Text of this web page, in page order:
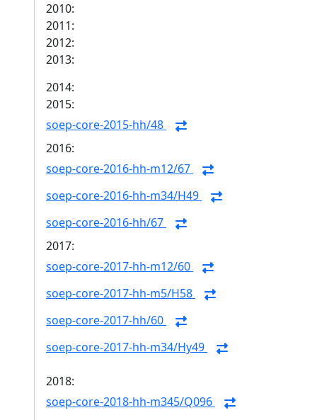
2010:
2011:
2012:
2013:
2014:
2015:
soep-core-2015-hh/48
2016:
soep-core-2016-hh-m12/67
soep-core-2016-hh-m34/H49
soep-core-2016-hh/67
2017:
soep-core-2017-hh-m12/60
soep-core-2017-hh-m5/H58
soep-core-2017-hh/60
soep-core-2017-hh-m34/Hy49
2018:
soep-core-2018-hh-m345/Q096